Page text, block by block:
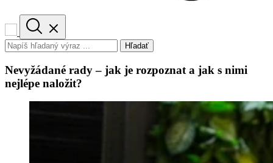
Hľadať
Nevyžádané rady – jak je rozpoznat a jak s nimi
nejlépe naložit?